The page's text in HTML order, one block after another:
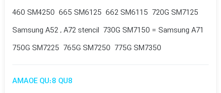
460 SM4250 665 SM6125 662 SM6115 720G SM7125
Samsung A52 , A72 stencil 730G SM7150 = Samsung A71
750G SM7225 765G SM7250 775G SM7350
AMAOE QU:8 QU8